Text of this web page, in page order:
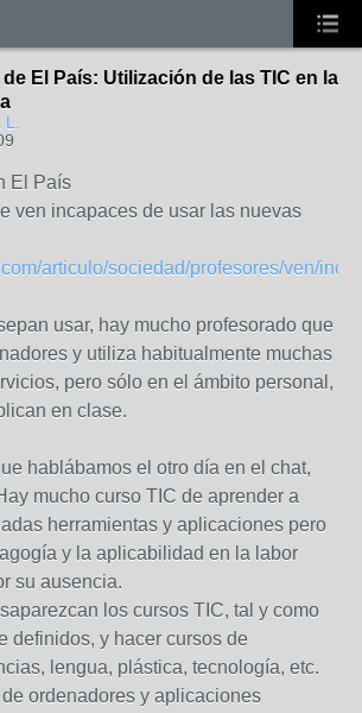
El País: Utilización de las TIC en la
El País
ven incapaces de usar las nuevas
articulo/sociedad/profesores/ven/
usar, hay mucho profesorado que
y utiliza habitualmente muchas
pero sólo en el ámbito personal,
en clase.
hablábamos el otro día en el chat,
mucho curso TIC de aprender a
herramientas y aplicaciones pero
y la aplicabilidad en la labor
su ausencia.
los cursos TIC, tal y como
definidos, y hacer cursos de
lengua, plástica, tecnología, etc.
ordenadores y aplicaciones